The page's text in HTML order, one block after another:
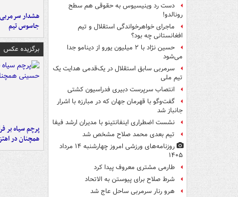
دست رد وینیسیوس به حقوقی هم سطح
رونالدو!
ماجرای خواهرخواندگی استقلال و تیم
افغانستانی چه بود؟
حسین نژاد با ۲ میلیون یورو از دینامو جدا
می‌شود
سرمربی سابق استقلال در یک‌قدمی هدایت یک
تیم ملی
انتصاب سرپرست دبیری فدراسیون کشتی
گفت‌وگو با قهرمان جهان که در مبارزه با اشرار
جانباز شد
نشست اضطراری اینفانتینو با مدیران ارشد فیفا
تیم بعدی محمد صلاح مشخص شد
روزنامه‌های ورزشی امروز چهارشنبه ۱۴ مرداد
۱۴۰۵
طارمی مشتری معروف پیدا کرد
شرط صلاح برای پیوستن به الاتحاد
هرو رنار سرمربی ساحل عاج شد
هشدار
جاسوس تیم
برگزیده عکس
پرچم سیاه بر
همچنان در